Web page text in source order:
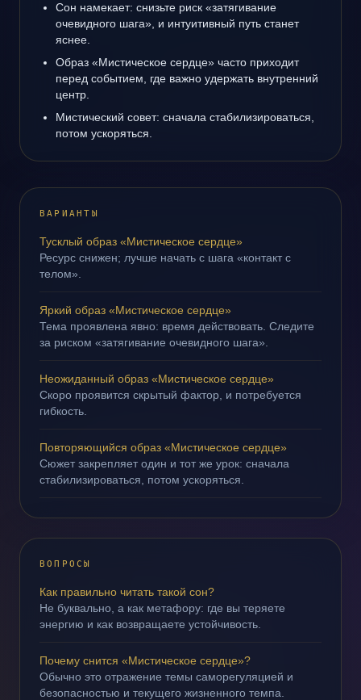
Сон намекает: снизьте риск «затягивание
очевидного шага», и интуитивный путь станет
яснее.
Образ «Мистическое сердце» часто приходит
перед событием, где важно удержать внутренний
центр.
Мистический совет: сначала стабилизироваться,
потом ускоряться.
ВАРИАНТЫ
Тусклый образ «Мистическое сердце»
Ресурс снижен; лучше начать с шага «контакт с
телом».
Яркий образ «Мистическое сердце»
Тема проявлена явно: время действовать. Следите
за риском «затягивание очевидного шага».
Неожиданный образ «Мистическое сердце»
Скоро проявится скрытый фактор, и потребуется
гибкость.
Повторяющийся образ «Мистическое сердце»
Сюжет закрепляет один и тот же урок: сначала
стабилизироваться, потом ускоряться.
ВОПРОСЫ
Как правильно читать такой сон?
Не буквально, а как метафору: где вы теряете
энергию и как возвращаете устойчивость.
Почему снится «Мистическое сердце»?
Обычно это отражение темы саморегуляцией и
безопасностью и текущего жизненного темпа.